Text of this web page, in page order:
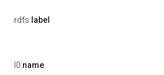
rdfs: label
l0:name